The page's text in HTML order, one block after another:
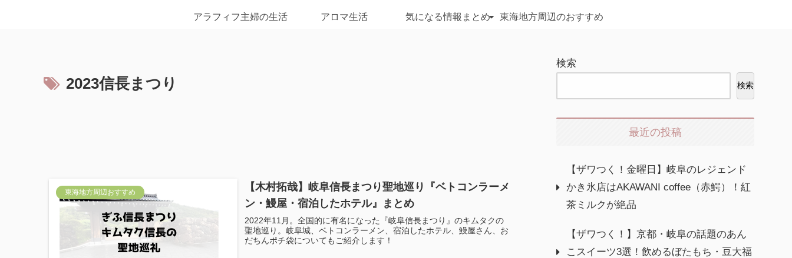
アラフィフ主婦の生活 アロマ生活 気になる情報まとめ 東海地方周辺のおすすめ
2023信長まつり
東海地方周辺おすすめ
【木村拓哉】岐阜信長まつり聖地巡り『ベトコンラーメ
ン・鰻屋・宿泊したホテル』まとめ
2022年11月。全国的に有名になった『岐阜信長まつり』のキムタクの
聖地巡り。岐阜城、ベトコンラーメン、宿泊したホテル、鰻屋さん、お
だちんポチ袋についてもご紹介します！
検索
検索
最近の投稿
【ザワつく！金曜日】岐阜のレジェンド
かき氷店はAKAWANI coffee（赤鰐）！紅
茶ミルクが絶品
【ザワつく！】京都・岐阜の話題のあん
こスイーツ3選！飲めるぼたもち・豆大福